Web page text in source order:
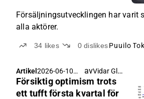
Försäljningsutvecklingen har varit
alla aktörer.
34 likes 0dislikesPuuilo
Artikel 2026-06-10
06:11
av Vidar Glans
Försiktig optimism trots
ett tufft första kvartal för